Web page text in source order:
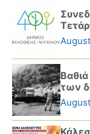
των